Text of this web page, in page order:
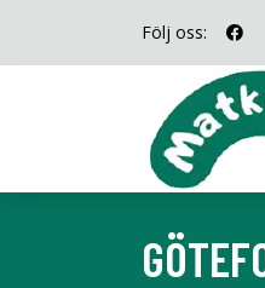
Följ oss: